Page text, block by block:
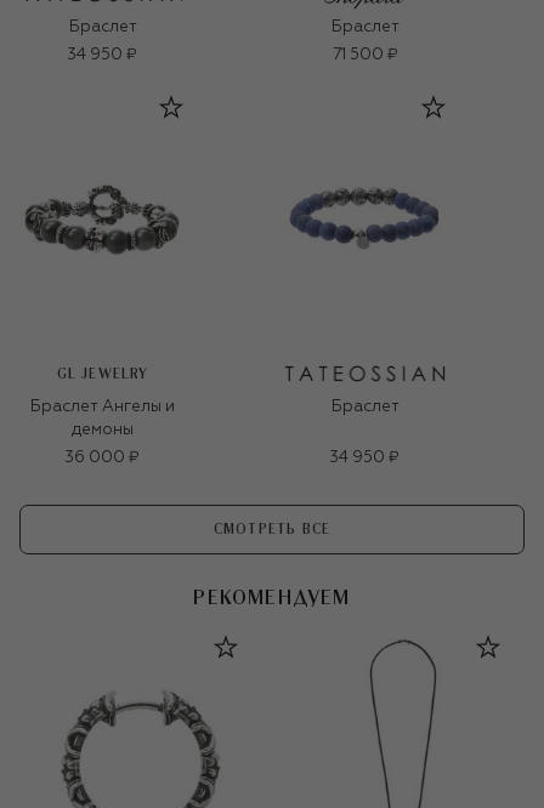
Браслет
34 950 ₽
Браслет
71 500 ₽
GL JEWELRY
Браслет Ангелы и
демоны
36 000 ₽
Браслет
34 950 ₽
СМОТРЕТЬ ВСЕ
РЕКОМЕНДУЕМ